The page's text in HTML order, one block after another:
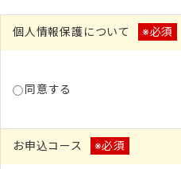
個人情報保護について ※必須
同意する
お申込コース ※必須